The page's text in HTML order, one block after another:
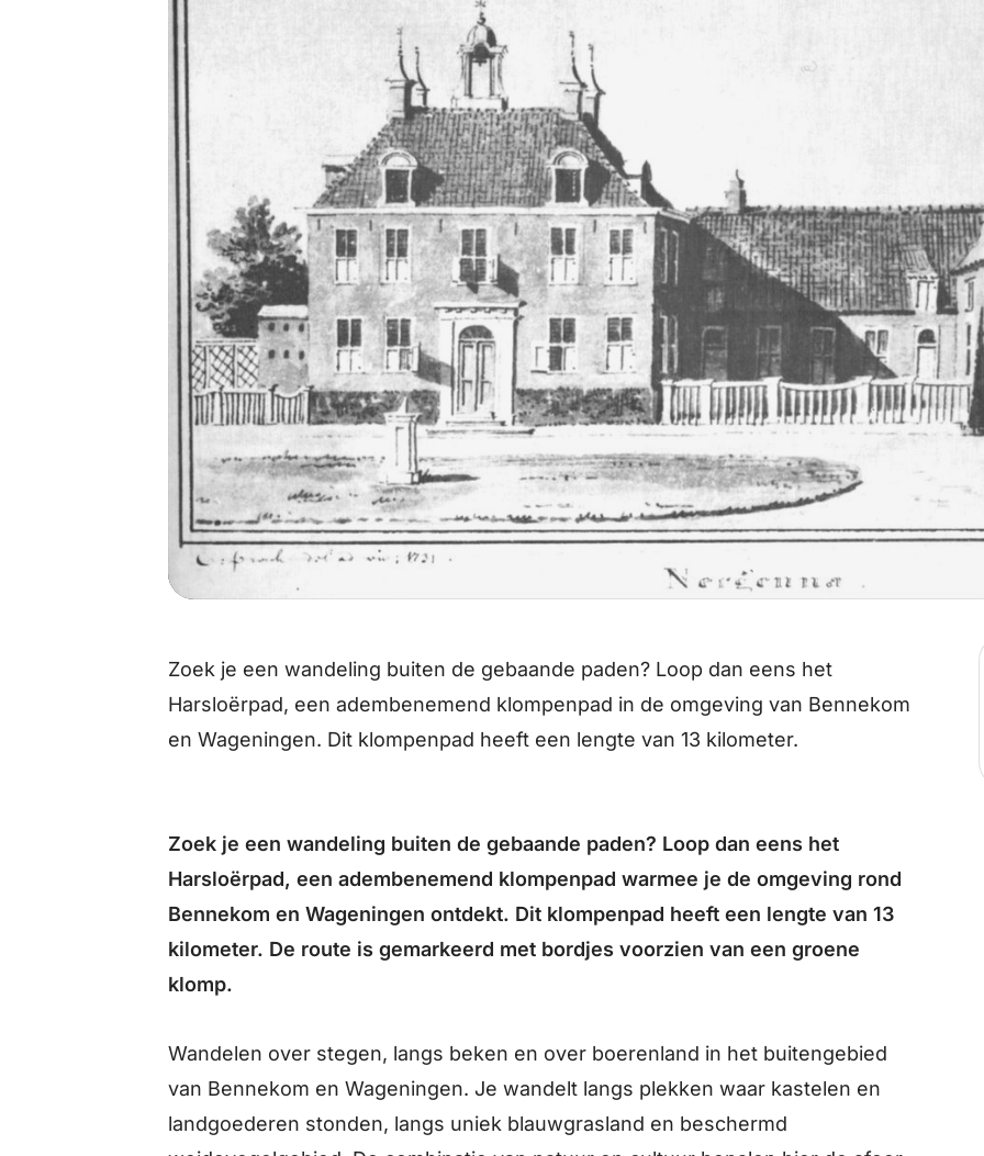
Zoek je een wandeling buiten de gebaande paden? Loop dan eens het
Harsloërpad, een adembenemend klompenpad in de omgeving van Bennekom
en Wageningen. Dit klompenpad heeft een lengte van 13 kilometer.
Zoek je een wandeling buiten de gebaande paden? Loop dan eens het
Harsloërpad, een adembenemend klompenpad warmee je de omgeving rond
Bennekom en Wageningen ontdekt. Dit klompenpad heeft een lengte van 13
kilometer. De route is gemarkeerd met bordjes voorzien van een groene
klomp.
Wandelen over stegen, langs beken en over boerenland in het buitengebied
van Bennekom en Wageningen. Je wandelt langs plekken waar kastelen en
landgoederen stonden, langs uniek blauwgrasland en beschermd